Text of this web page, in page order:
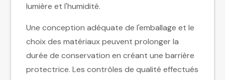
lumière et l'humidité.
Une conception adéquate de l'emballage et le
choix des matériaux peuvent prolonger la
durée de conservation en créant une barrière
protectrice. Les contrôles de qualité effectués